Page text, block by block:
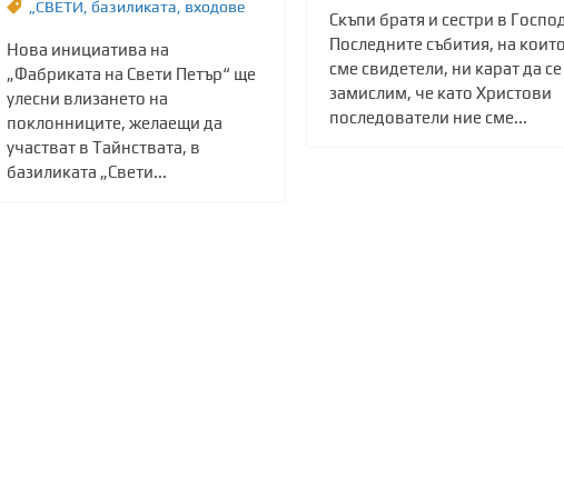
„СВЕТИ базиликата входове
Нова инициатива на
„Фабриката на Свети Петър“ ще
улесни влизането на
поклонниците, желаещи да
участват в Тайнствата, в
базиликата „Свети...
Скъпи братя и сестри в
Последните събития, на които
сме свидетели, ни карат да се
замислим, че като Христови
последователи ние сме...